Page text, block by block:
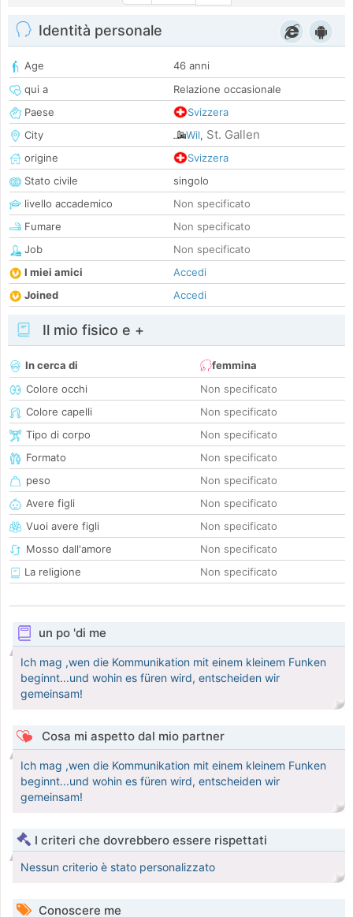
Identità personale
Age
46 anni
qui a
Relazione occasionale
Paese
Svizzera
City
Wil, St. Gallen
origine
Svizzera
Stato civile
singolo
livello accademico
Non specificato
Fumare
Non specificato
Job
Non specificato
I miei amici
Accedi
Joined
Accedi
Il mio fisico e +
In cerca di
femmina
Colore occhi
Non specificato
Colore capelli
Non specificato
Tipo di corpo
Non specificato
Formato
Non specificato
peso
Non specificato
Avere figli
Non specificato
Vuoi avere figli
Non specificato
Mosso dall'amore
Non specificato
La religione
Non specificato
un po 'di me
Ich mag ,wen die Kommunikation mit einem kleinem Funken
beginnt...und wohin es füren wird, entscheiden wir
gemeinsam!
Cosa mi aspetto dal mio partner
Ich mag ,wen die Kommunikation mit einem kleinem Funken
beginnt...und wohin es füren wird, entscheiden wir
gemeinsam!
I criteri che dovrebbero essere rispettati
Nessun criterio è stato personalizzato
Conoscere me